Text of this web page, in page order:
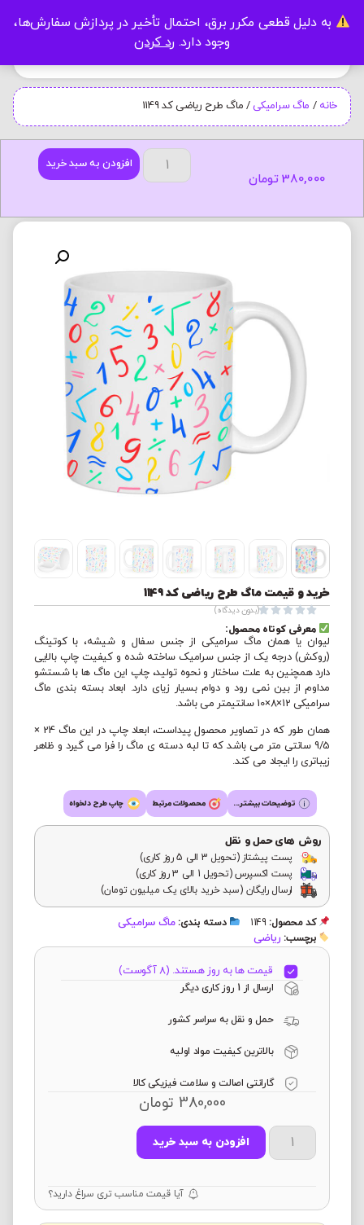
به دلیل قطعی مکرر برق، احتمال تأخیر در پردازش سفارش‌ها،
وجود دارد. رد کردن
خانه / ماگ سرامیکی/ ماگ طرح ریاضی کد 1149
افزودن به سبد خرید
380,000 تومان
خرید و قیمت ماگ طرح ریاضی کد 1149




(بدون دیدگاه)
معرفی کوتاه محصول:
لیوان یا همان ماگ سرامیکی از جنس سفال و شیشه، با کوتینگ
(روکش) درجه یک از جنس سرامیک ساخته شده و کیفیت چاپ بالایی
دارد همچنین به علت ساختار و نحوه تولید، چاپ این ماگ ها با شستشو
مداوم از بین نمی رود و دوام بسیار زیای دارد. ابعاد بسته بندی ماگ
سرامیکی 12×8×10 سانتیمتر می باشد.
همان طور که در تصاویر محصول پیداست، ابعاد چاپ در این ماگ 24 ×
9/5 سانتی متر می باشد که تا لبه دسته ی ماگ را فرا می گیرد و ظاهر
زیباتری را ایجاد می کند.
توضیحات بیشتر... محصولات مرتبط چاپ طرح دلخواه
روش های حمل و نقل
پست پیشتاز (تحویل 3 الی 5 روز کاری)
پست اکسپرس (تحویل 1 الی 3 روز کاری)
ارسال رایگان (سبد خرید بالای یک میلیون تومان)
کد محصول: 1149 دسته بندی: ماگ سرامیکی
برچسب: ریاضی
قیمت ها به روز هستند. (8 آگوست)
ارسال از 1 روز کاری دیگر
حمل و نقل به سراسر کشور
بالاترین کیفیت مواد اولیه
گارانتی اصالت و سلامت فیزیکی کالا
380,000 تومان
افزودن به سبد خرید
آیا قیمت مناسب تری سراغ دارید؟